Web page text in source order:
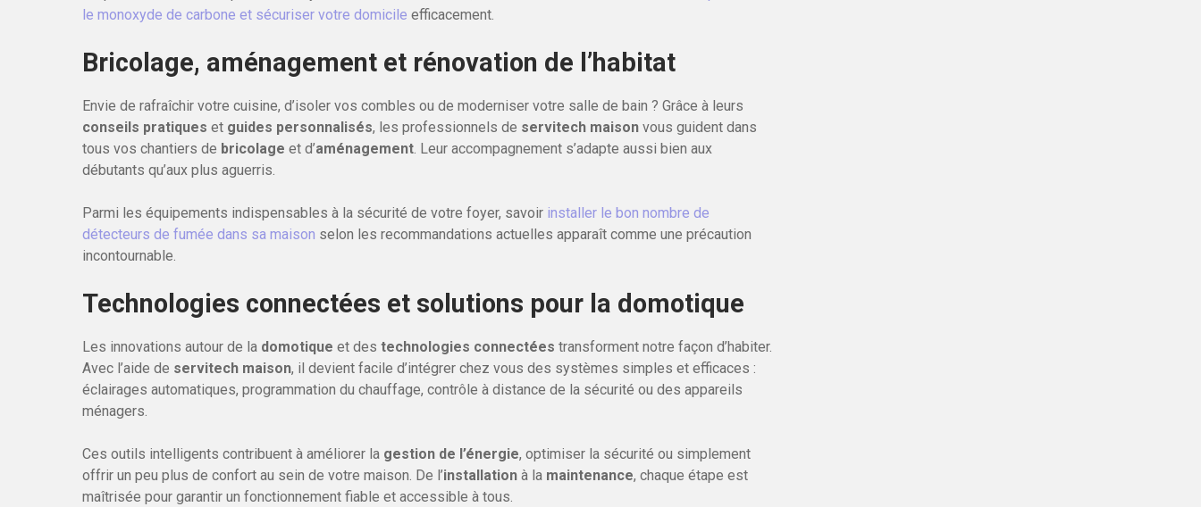
le monoxyde de carbone et sécuriser votre domicile efficacement.
Bricolage, aménagement et rénovation de l’habitat
Envie de rafraîchir votre cuisine, d’isoler vos combles ou de moderniser votre salle de bain ? Grâce à leurs
conseils pratiques et guides personnalisés, les professionnels de servitech maison vous guident dans
tous vos chantiers de bricolage et d’aménagement. Leur accompagnement s’adapte aussi bien aux
débutants qu’aux plus aguerris.
Parmi les équipements indispensables à la sécurité de votre foyer, savoir installer le bon nombre de
détecteurs de fumée dans sa maison selon les recommandations actuelles apparaît comme une précaution
incontournable.
Technologies connectées et solutions pour la domotique
Les innovations autour de la domotique et des technologies connectées transforment notre façon d’habiter.
Avec l’aide de servitech maison, il devient facile d’intégrer chez vous des systèmes simples et efficaces :
éclairages automatiques, programmation du chauffage, contrôle à distance de la sécurité ou des appareils
ménagers.
Ces outils intelligents contribuent à améliorer la gestion de l’énergie, optimiser la sécurité ou simplement
offrir un peu plus de confort au sein de votre maison. De l’installation à la maintenance, chaque étape est
maîtrisée pour garantir un fonctionnement fiable et accessible à tous.